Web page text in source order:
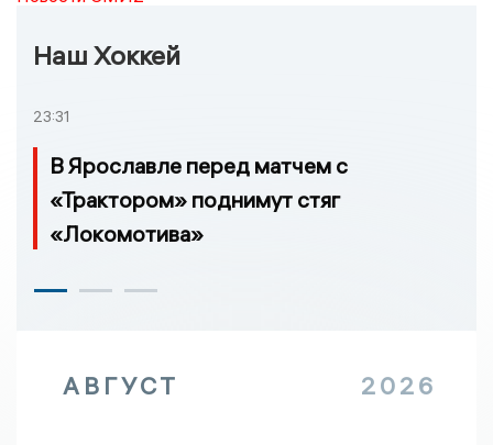
Наш Хоккей
23:31
В Ярославле перед матчем с
«Трактором» поднимут стяг
«Локомотива»
АВГУСТ 2026